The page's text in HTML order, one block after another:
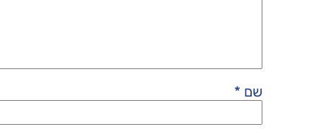
שם *